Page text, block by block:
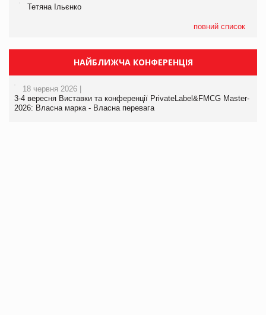
Тетяна Ільєнко
повний список
НАЙБЛИЖЧА КОНФЕРЕНЦІЯ
18 червня 2026 |
3-4 вересня Виставки та конференції PrivateLabel&FMCG Master-
2026: Власна марка - Власна перевага